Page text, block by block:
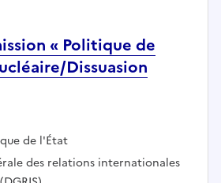
« Politique de
Dissuasion
:de l'État
des relations internationales